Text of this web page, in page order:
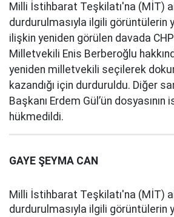
Milli İstihbarat Teşkilatı'na (MİT)
durdurulmasıyla ilgili görüntülerin
ilişkin yeniden görülen davada
Milletvekili Enis Berberoğlu
yeniden milletvekili seçilerek
kazandığı için durduruldu. Diğer
Başkanı Erdem Gül’ün dosyasının
hükmedildi.
GAYE ŞEYMA CAN
Milli İstihbarat Teşkilatı'na (MİT)
durdurulmasıyla ilgili görüntülerin